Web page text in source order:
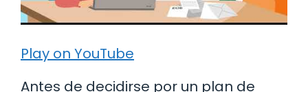
Play on YouTube
Antes de decidirse por un plan de